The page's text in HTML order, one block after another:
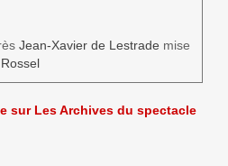
Jean-Xavier de Lestrade mise
sur Les Archives du spectacle